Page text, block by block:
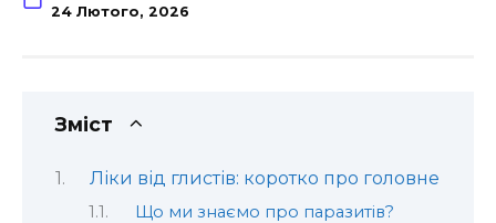
24 Лютого, 2026
Зміст
Ліки від глистів: коротко про головне
Що ми знаємо про паразитів?